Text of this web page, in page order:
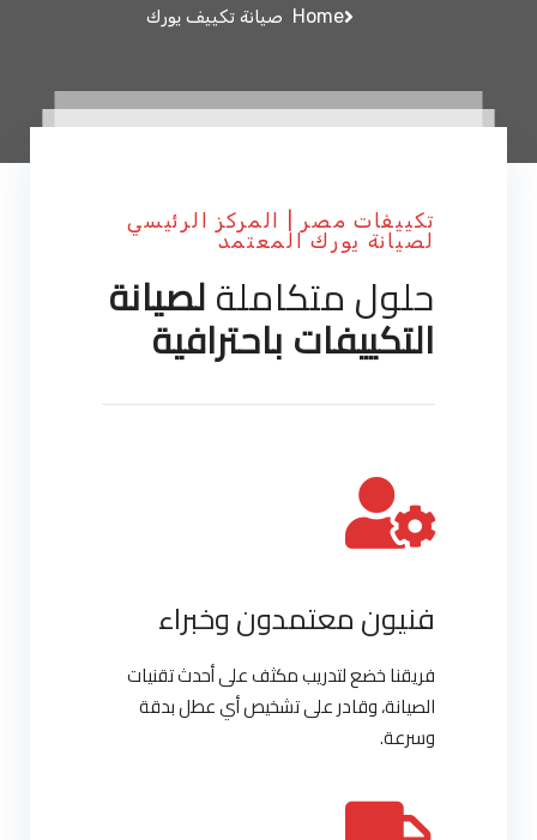
Home صيانة تكييف يورك
تكييفات مصر | المركز الرئيسي
لصيانة يورك المعتمد
حلول متكاملةلصيانة
التكييفات باحترافية
فنيون معتمدون وخبراء
فريقنا خضع لتدريب مكثف على أحدث تقنيات
الصيانة، وقادر على تشخيص أي عطل بدقة
وسرعة.